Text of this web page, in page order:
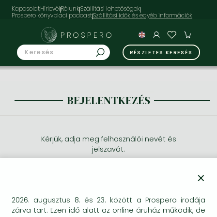
KapcsolatHírlevélRólunkSzállítási lehetőségek
Prospero könyvpiaci podcast
PROSPERO
RÉSZLETES KERESÉS
BEJELENTKEZÉS
Kérjük, adja meg felhasználói nevét és
jelszavát:
×
2026. augusztus 8. és 23. között a Prospero irodája
zárva tart. Ezen idő alatt az online áruház működik, de